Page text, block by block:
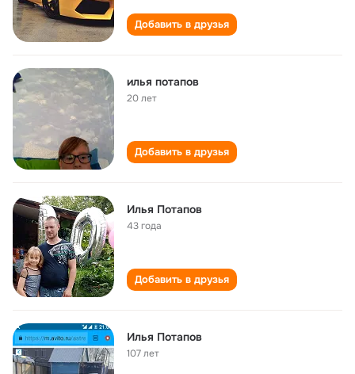
Добавить в друзья
илья потапов
20 лет
Добавить в друзья
Илья Потапов
43 года
Добавить в друзья
Илья Потапов
107 лет